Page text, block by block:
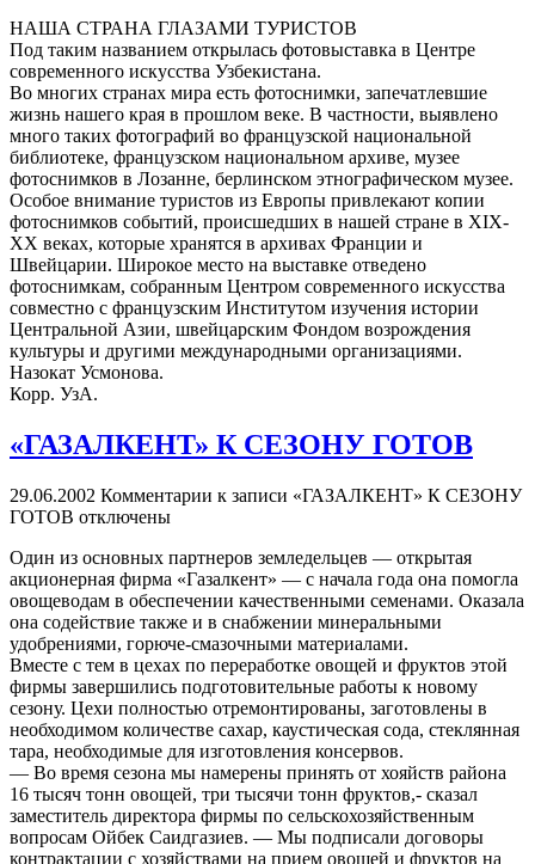
НАША СТРАНА ГЛАЗАМИ ТУРИСТОВ
Под таким названием открылась фотовыставка в Центре
современного искусства Узбекистана.
Во многих странах мира есть фотоснимки, запечатлевшие
жизнь нашего края в прошлом веке. В частности, выявлено
много таких фотографий во французской национальной
библиотеке, французском национальном архиве, музее
фотоснимков в Лозанне, берлинском этнографическом музее.
Особое внимание туристов из Европы привлекают копии
фотоснимков событий, происшедших в нашей стране в XIX-
XX веках, которые хранятся в архивах Франции и
Швейцарии. Широкое место на выставке отведено
фотоснимкам, собранным Центром современного искусства
совместно с французским Институтом изучения истории
Центральной Азии, швейцарским Фондом возрождения
культуры и другими международными организациями.
Назокат Усмонова.
Корр. УзА.
«ГАЗАЛКЕНТ» К СЕЗОНУ ГОТОВ
29.06.2002 Комментарии к записи «ГАЗАЛКЕНТ» К СЕЗОНУ
ГОТОВ отключены
Один из основных партнеров земледельцев — открытая
акционерная фирма «Газалкент» — с начала года она помогла
овощеводам в обеспечении качественными семенами. Оказала
она содействие также и в снабжении минеральными
удобрениями, горюче-смазочными материалами.
Вместе с тем в цехах по переработке овощей и фруктов этой
фирмы завершились подготовительные работы к новому
сезону. Цехи полностью отремонтированы, заготовлены в
необходимом количестве сахар, каустическая сода, стеклянная
тара, необходимые для изготовления консервов.
— Во время сезона мы намерены принять от хояйств района
16 тысяч тонн овощей, три тысячи тонн фруктов,- сказал
заместитель директора фирмы по сельскохозяйственным
вопросам Ойбек Саидгазиев. — Мы подписали договоры
контрактации с хозяйствами на прием овощей и фруктов на